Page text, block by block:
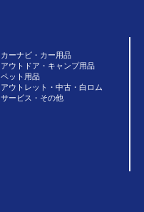
カーナビ・カー用品
アウトドア・キャンプ用品
ペット用品
アウトレット・中古・白ロム
サービス・その他